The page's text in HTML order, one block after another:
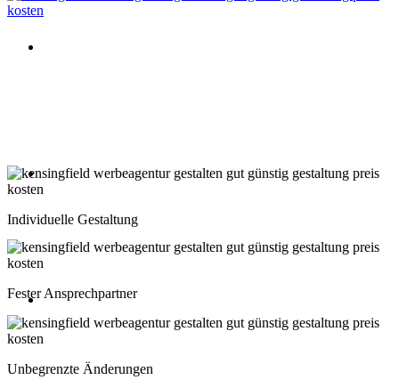
Beratung oder Rückruf anfordern
Schweiz: 043 508 66 63
Montag-Freitag 10:00-18:00 Uhr
Beratung oder Rückruf anfordern
Montag-Freitag 10:00-18:00 Uhr
Individuelle Gestaltung
Fester Ansprechpartner
Unbegrenzte Änderungen